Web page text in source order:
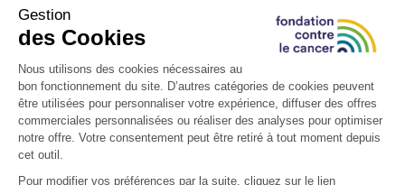
Pour une autre boisson fruitée et nourrissante,
essayez lemilk-shake crémeux à la pêche.
D’AUTRES INSPIRATIONS